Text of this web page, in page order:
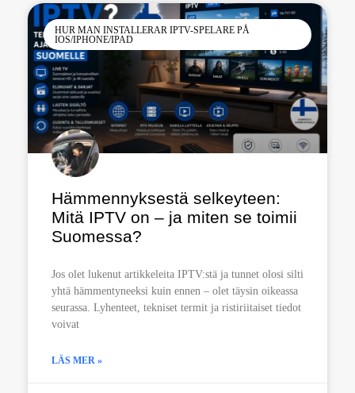
HUR MAN INSTALLERAR IPTV-SPELARE PÅ
IOS/IPHONE/IPAD
Hämmennyksestä selkeyteen:
Mitä IPTV on – ja miten se toimii
Suomessa?
Jos olet lukenut artikkeleita IPTV:stä ja tunnet olosi silti
yhtä hämmentyneeksi kuin ennen – olet täysin oikeassa
seurassa. Lyhenteet, tekniset termit ja ristiriitaiset tiedot
voivat
LÄS MER »